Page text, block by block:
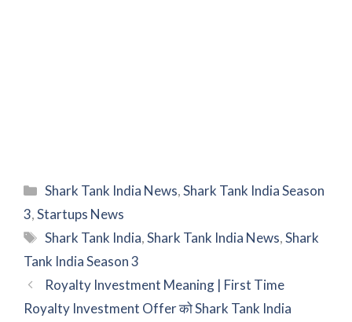
Categories
Shark Tank India News,Shark Tank India Season
3,Startups News
Tags
Shark Tank India,Shark Tank India News,Shark
Tank India Season 3
Royalty Investment Meaning | First Time
Royalty Investment Offer को Shark Tank India